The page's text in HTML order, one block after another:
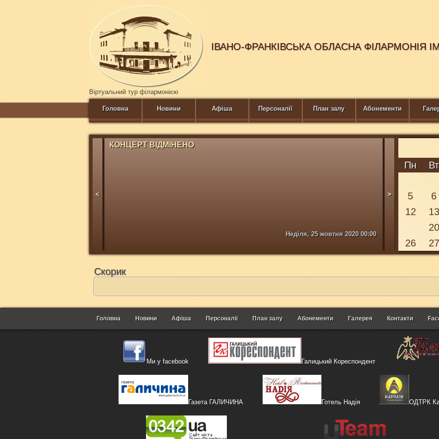
ІВАНО-ФРАНКІВСЬКА ОБЛАСНА ФІЛАРМОНІЯ
Віртуальний тур філармонією
Головна Новини Афіша Персоналії План залу Абонементи
<
КОНЦЕРТ ВІДМІНЕНО
Неділя, 25 жовтня 2020 00:00
ПРИДБАЙТЕ
>
Пн Вт
5
6
12
13
20
26
27
Скорик
Головна Новини Афіша Персоналії План залу Абонементи Галерея Контакти
Ми у facebook Галицький Кореспондент
Газета ГАЛИЧИНА Готель Надія ОДТРК